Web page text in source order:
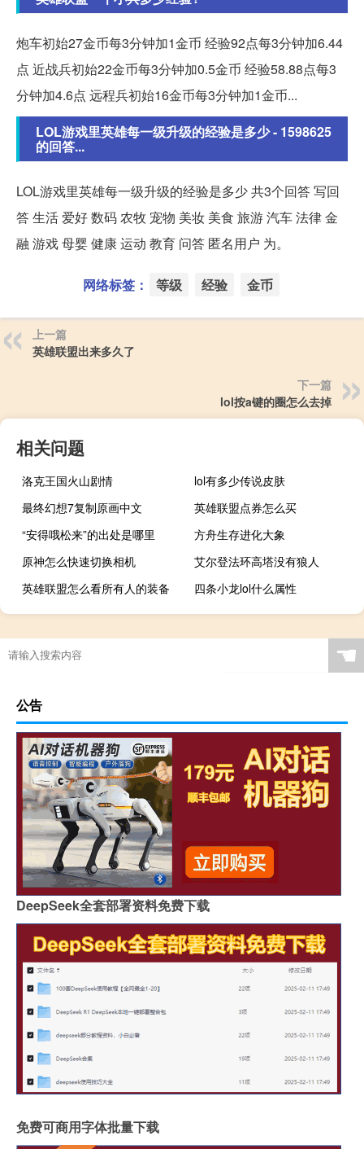
炮车初始27金币每3分钟加1金币 经验92点每3分钟加6.44
点 近战兵初始22金币每3分钟加0.5金币 经验58.88点每3
分钟加4.6点 远程兵初始16金币每3分钟加1金币...
LOL游戏里英雄每一级升级的经验是多少 - 1598625
的回答...
LOL游戏里英雄每一级升级的经验是多少 共3个回答 写回
答 生活 爱好 数码 农牧 宠物 美妆 美食 旅游 汽车 法律 金
融 游戏 母婴 健康 运动 教育 问答 匿名用户 为。
网络标签： 等级 经验 金币
上一篇
英雄联盟出来多久了
下一篇
lol按a键的圈怎么去掉
相关问题
洛克王国火山剧情
lol有多少传说皮肤
最终幻想7复制原画中文
英雄联盟点券怎么买
“安得哦松来”的出处是哪里
方舟生存进化大象
原神怎么快速切换相机
艾尔登法环高塔没有狼人
英雄联盟怎么看所有人的装备
四条小龙lol什么属性
☚
公告
DeepSeek全套部署资料免费下载
免费可商用字体批量下载